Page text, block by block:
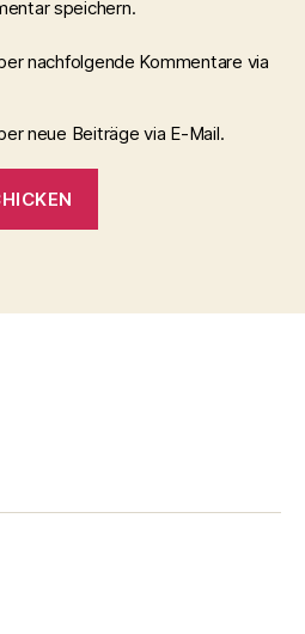
speichern.
nachfolgende Kommentare via
neue Beiträge via E-Mail.